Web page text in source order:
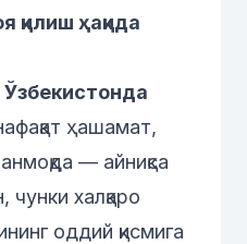
қилиш ҳақида
Ўзбекистонда
ҳашамат,
— айниқса
халқаро
оддий қисмига